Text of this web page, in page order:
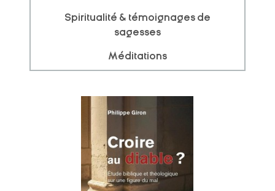
Spiritualité & témoignages de
sagesses
Méditations